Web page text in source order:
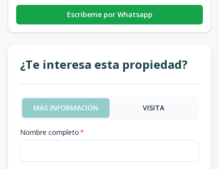
Escribeme por Whatsapp
¿Te interesa esta propiedad?
MÁS INFORMACIÓN VISITA
Nombre completo*